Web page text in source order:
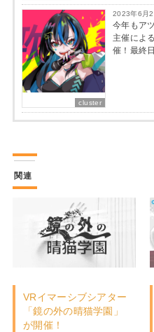
cluster
2023年6月
今年もア
主催によ
催！最終
関連
VRイマーシブシアター
「鏡の外の晴猫学園」
が開催！